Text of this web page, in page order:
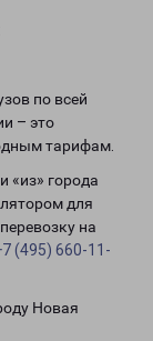
по всей
– это
тарифам.
«из» города
для
на
(495) 660-11-
Новая